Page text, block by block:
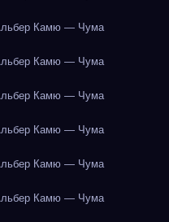
Камю — Чума
Камю — Чума
Камю — Чума
Камю — Чума
Камю — Чума
Камю — Чума